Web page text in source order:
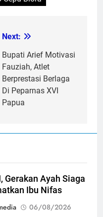
Next:
Bupati Arief Motivasi
Fauziah, Atlet
Berprestasi Berlaga
Di Peparnas XVI
Papua
Gerakan Ayah Siaga
Ibu Nifas
06/08/2026